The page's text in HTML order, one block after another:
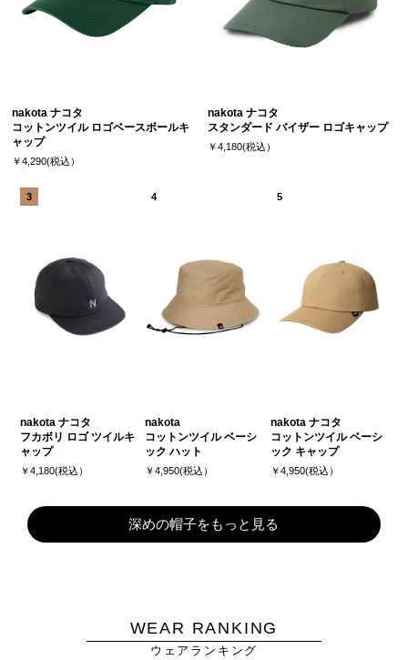
nakota ナコタ
コットンツイル ロゴベースボールキ
ャップ
￥4,290(税込）
nakota ナコタ
スタンダード バイザー ロゴキャップ
￥4,180(税込）
nakota ナコタ
フカボリ ロゴ ツイルキ
ャップ
￥4,180(税込）
nakota
コットンツイル ベーシ
ック ハット
￥4,950(税込）
nakota ナコタ
コットンツイル ベーシ
ック キャップ
￥4,950(税込）
深めの帽子をもっと見る
WEAR RANKING
ウェアランキング